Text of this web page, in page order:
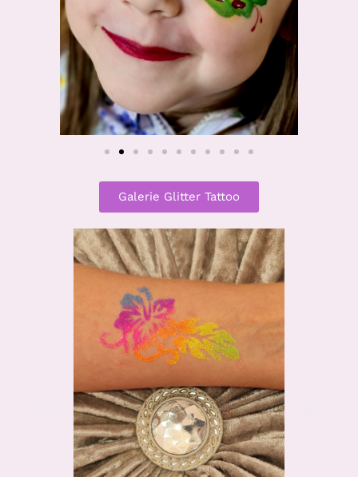
Galerie Glitter Tattoo